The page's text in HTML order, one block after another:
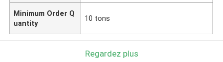
Minimum Order Q
uantity
10 tons
Regardez plus